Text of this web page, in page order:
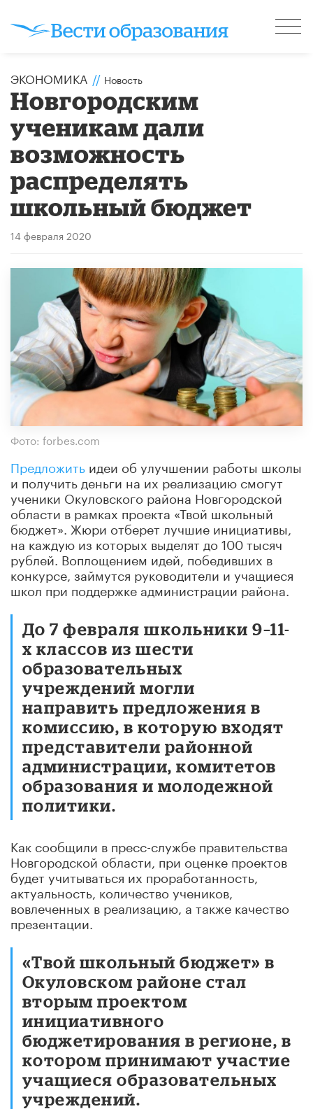
ЭКОНОМИКА // Новость
Новгородским
ученикам дали
возможность
распределять
школьный бюджет
14 февраля 2020
Фото: forbes.com
Предложить идеи об улучшении работы школы
и получить деньги на их реализацию смогут
ученики Окуловского района Новгородской
области в рамках проекта «Твой школьный
бюджет». Жюри отберет лучшие инициативы,
на каждую из которых выделят до 100 тысяч
рублей. Воплощением идей, победивших в
конкурсе, займутся руководители и учащиеся
школ при поддержке администрации района.
До 7 февраля школьники 9–11-
х классов из шести
образовательных
учреждений могли
направить предложения в
комиссию, в которую входят
представители районной
администрации, комитетов
образования и молодежной
политики.
Как сообщили в пресс-службе правительства
Новгородской области, при оценке проектов
будет учитываться их проработанность,
актуальность, количество учеников,
вовлеченных в реализацию, а также качество
презентации.
«Твой школьный бюджет» в
Окуловском районе стал
вторым проектом
инициативного
бюджетирования в регионе, в
котором принимают участие
учащиеся образовательных
учреждений.